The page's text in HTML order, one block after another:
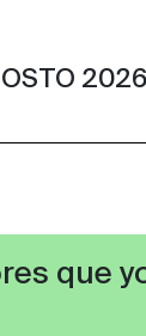
2026
que